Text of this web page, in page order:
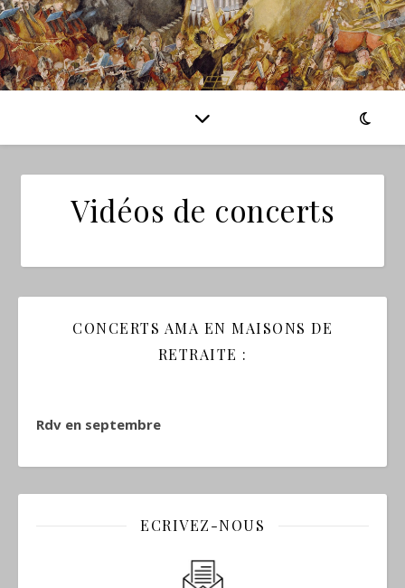
Vidéos de concerts
CONCERTS AMA EN MAISONS DE
RETRAITE :
Rdv en septembre
ECRIVEZ-NOUS